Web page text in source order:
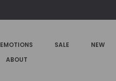
EMOTIONS SALE NEW
ABOUT